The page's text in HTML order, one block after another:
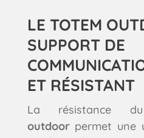
LE TOTEM
SUPPORT DE
ET RÉSISTANT
La résistance du
outdoor permet une